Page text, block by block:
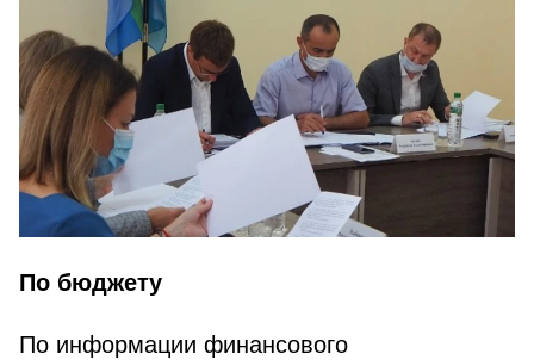
По бюджету
По информации финансового